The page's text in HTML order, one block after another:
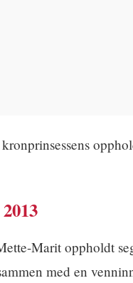
Marit oppholdt
med en